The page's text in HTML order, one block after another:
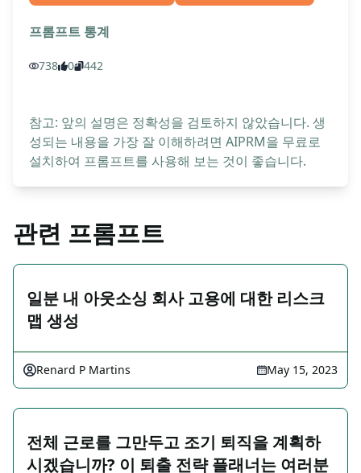
프롬프트 통계
738 0 442
참고: 앞의 설명은 정확성을 검토하지 않았습니다. 생
성되는 내용을 가장 잘 이해하려면 AIPRM을 무료로
설치하여 프롬프트를 사용해 보는 것이 좋습니다.
관련 프롬프트
일분 내 아웃소싱 회사 고용에 대한 리스크
맵 생성
Renard P Martins May 15, 2023
전체 근로를 그만두고 조기 퇴직을 계획하
시겠습니까? 이 퇴출 전략 플래너는 여러분